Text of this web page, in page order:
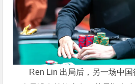
Ren Lin 出局后，另一场中国